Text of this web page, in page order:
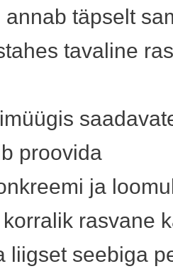
täpselt
tavaline
proovida
ja
rasvane
liigset seebiga